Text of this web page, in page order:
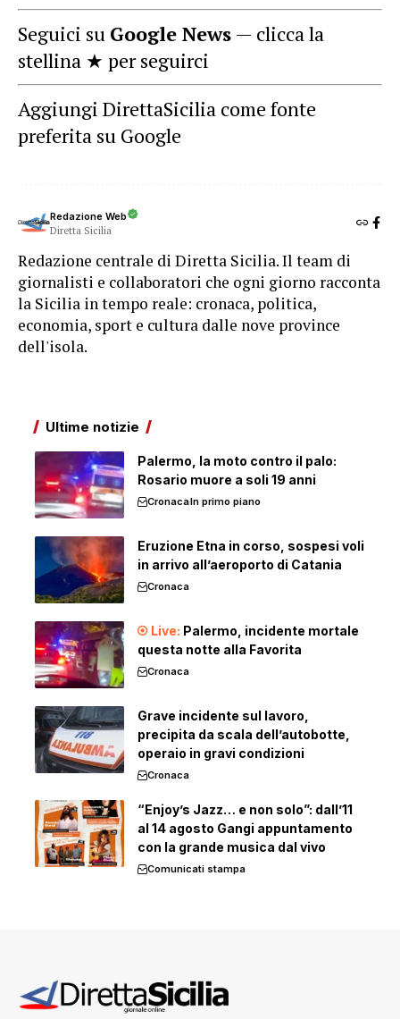
Seguici su Google News — clicca la
stellina ★ per seguirci
Aggiungi DirettaSicilia come fonte
preferita su Google
Redazione Web
Diretta Sicilia
Redazione centrale di Diretta Sicilia. Il team di
giornalisti e collaboratori che ogni giorno racconta
la Sicilia in tempo reale: cronaca, politica,
economia, sport e cultura dalle nove province
dell'isola.
Ultime notizie
Palermo, la moto contro il palo:
Rosario muore a soli 19 anni
CronacaIn primo piano
Eruzione Etna in corso, sospesi voli
in arrivo all’aeroporto di Catania
Cronaca
Palermo, incidente mortale
questa notte alla Favorita
Cronaca
Grave incidente sul lavoro,
precipita da scala dell’autobotte,
operaio in gravi condizioni
Cronaca
“Enjoy’s Jazz… e non solo”: dall’11
al 14 agosto Gangi appuntamento
con la grande musica dal vivo
Comunicati stampa